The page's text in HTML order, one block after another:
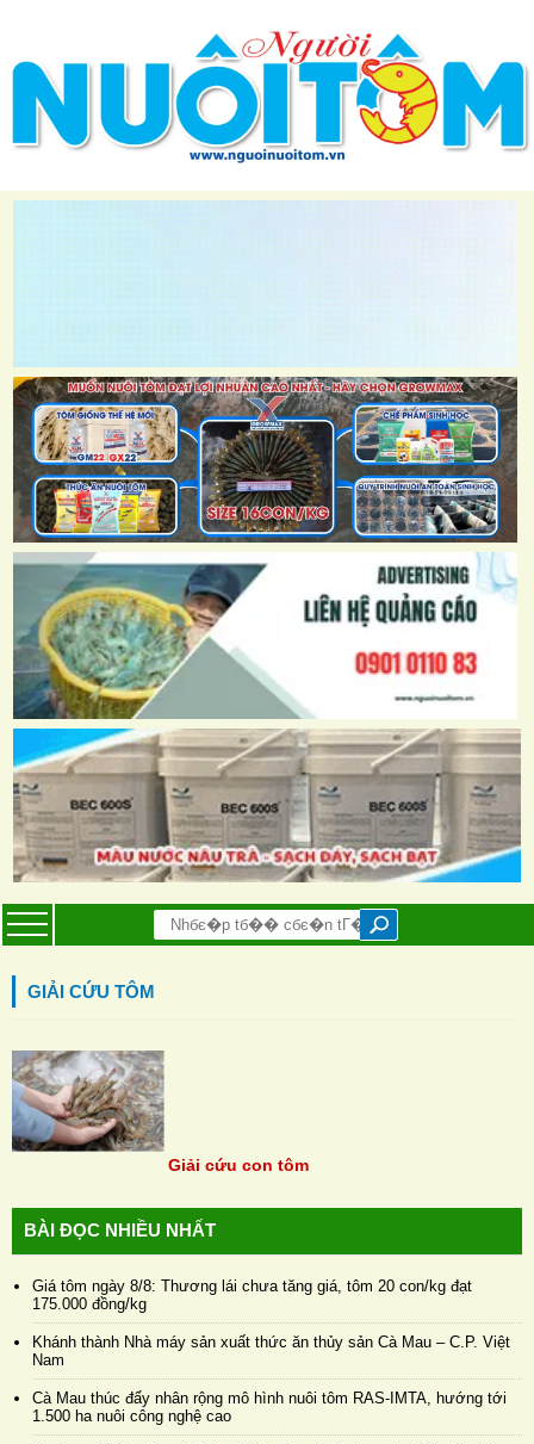
GIẢI CỨU TÔM
Giải cứu con tôm
BÀI ĐỌC NHIỀU NHẤT
Giá tôm ngày 8/8: Thương lái chưa tăng giá, tôm 20 con/kg đạt
175.000 đồng/kg
Khánh thành Nhà máy sản xuất thức ăn thủy sản Cà Mau – C.P. Việt
Nam
Cà Mau thúc đẩy nhân rộng mô hình nuôi tôm RAS-IMTA, hướng tới
1.500 ha nuôi công nghệ cao